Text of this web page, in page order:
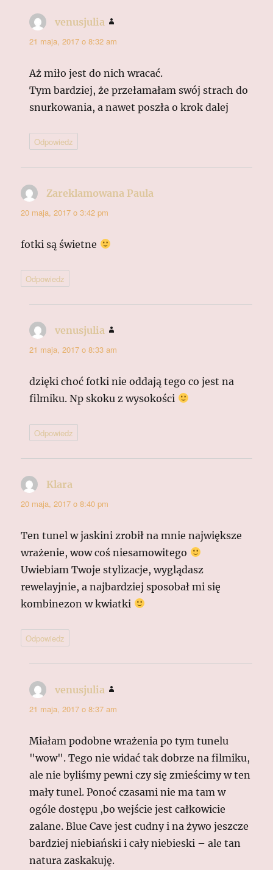
venusjulia
21 maja, 2017 o 8:32 am
Aż miło jest do nich wracać.
Tym bardziej, że przełamałam swój strach do
snurkowania, a nawet poszła o krok dalej
Odpowiedz
Zareklamowana Paula
20 maja, 2017 o 3:42 pm
fotki są świetne
Odpowiedz
venusjulia
21 maja, 2017 o 8:33 am
dzięki choć fotki nie oddają tego co jest na
filmiku. Np skoku z wysokości
Odpowiedz
Klara
20 maja, 2017 o 8:40 pm
Ten tunel w jaskini zrobił na mnie największe
wrażenie, wow coś niesamowitego
Uwiebiam Twoje stylizacje, wyglądasz
rewelayjnie, a najbardziej sposobał mi się
kombinezon w kwiatki
Odpowiedz
venusjulia
21 maja, 2017 o 8:37 am
Miałam podobne wrażenia po tym tunelu
"wow". Tego nie widać tak dobrze na filmiku,
ale nie byliśmy pewni czy się zmieścimy w ten
mały tunel. Ponoć czasami nie ma tam w
ogóle dostępu ,bo wejście jest całkowicie
zalane. Blue Cave jest cudny i na żywo jeszcze
bardziej niebiański i cały niebieski – ale tan
natura zaskakuję.